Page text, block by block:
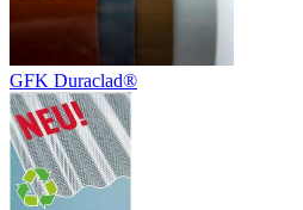
GFK Duraclad®